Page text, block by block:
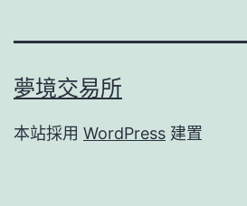
夢境交易所
本站採用 WordPress 建置